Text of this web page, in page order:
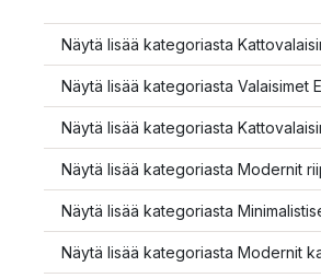
Näytä lisää kategoriasta
Näytä lisää kategoriasta Valaisimet
Näytä lisää kategoriasta
Näytä lisää kategoriasta Modernit
Näytä lisää kategoriasta
Näytä lisää kategoriasta Modernit